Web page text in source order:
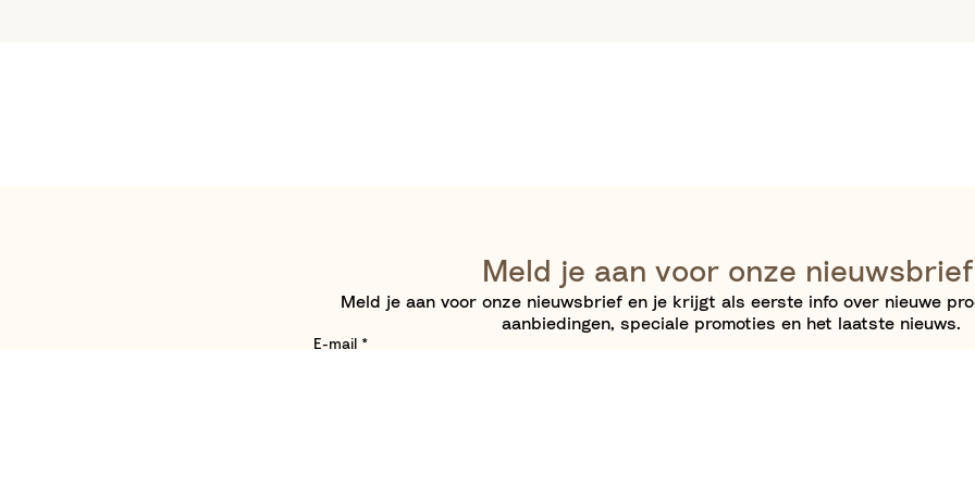
Meld je aan voor onze
Meld je aan voor onze nieuwsbrief en je krijgt als eerste info over nieuwe
aanbiedingen, speciale promoties en het laatste nieuws.
E-mail *